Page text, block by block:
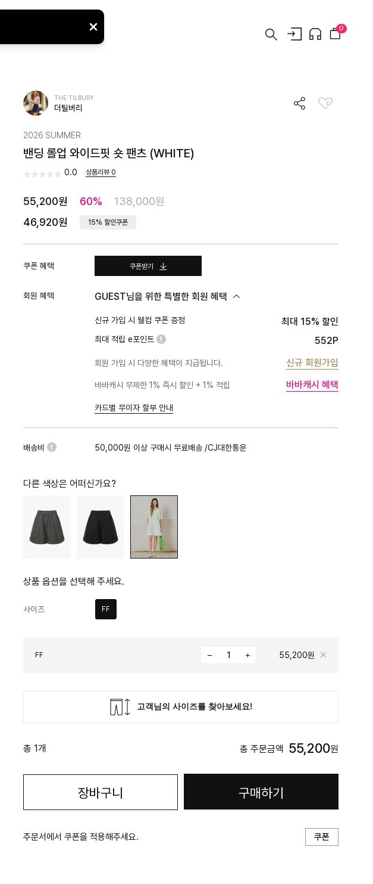
0
THE TILBURY
더틸버리
2026 SUMMER
밴딩 롤업 와이드핏 숏 팬츠 (WHITE)
0.0 상품리뷰 0
55,200원 60%
138,000원
46,920원
15% 할인쿠폰
쿠폰 혜택 쿠폰받기
회원 혜택 GUEST님을 위한 특별한 회원 혜택
신규 가입 시 웰컴 쿠폰 증정 최대 15% 할인
최대 적립 e포인트
PLATINUM
1%
BLACK
552P
회원 가입 시 다양한 혜택이 지급됩니다. 신규 회원가입
바바캐시 무제한 1% 즉시 할인 + 1% 적립 바바캐시 혜택
카드별 무이자 할부 안내
배송비 50,000원 이상 구매시 무료배송 /CJ대한통운
다른 색상은 어떠신가요?
상품 옵션을 선택해 주세요.
사이즈 FF
FF 55,200원
총 1개 총 주문금액 55,200원
장바구니 구매하기
주문서에서 쿠폰을 적용해주세요. 쿠폰